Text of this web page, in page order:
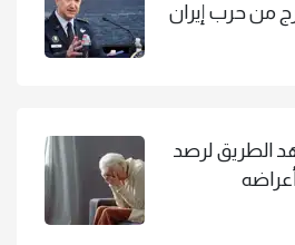
من حرب إيران
الطريق لرصد